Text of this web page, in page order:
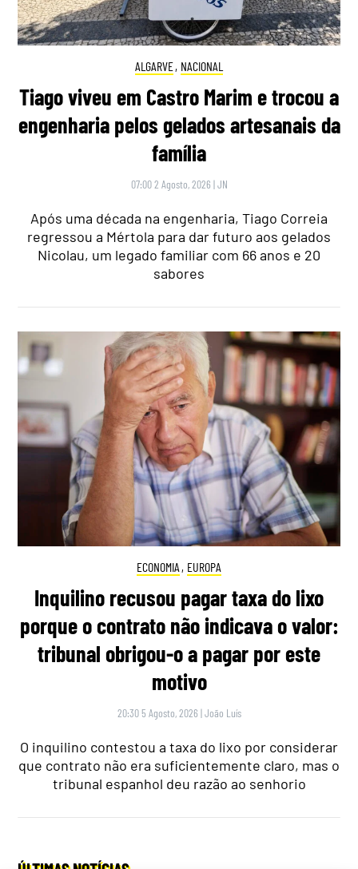
ALGARVE, NACIONAL
Tiago viveu em Castro Marim e trocou a
engenharia pelos gelados artesanais da
família
07:00 2 Agosto, 2026 |JN
Após uma década na engenharia, Tiago Correia
regressou a Mértola para dar futuro aos gelados
Nicolau, um legado familiar com 66 anos e 20
sabores
ECONOMIA , EUROPA
Inquilino recusou pagar taxa do lixo
porque o contrato não indicava o valor:
tribunal obrigou-o a pagar por este
motivo
20:30 5 Agosto, 2026 |João Luís
O inquilino contestou a taxa do lixo por considerar
que contrato não era suficientemente claro, mas o
tribunal espanhol deu razão ao senhorio